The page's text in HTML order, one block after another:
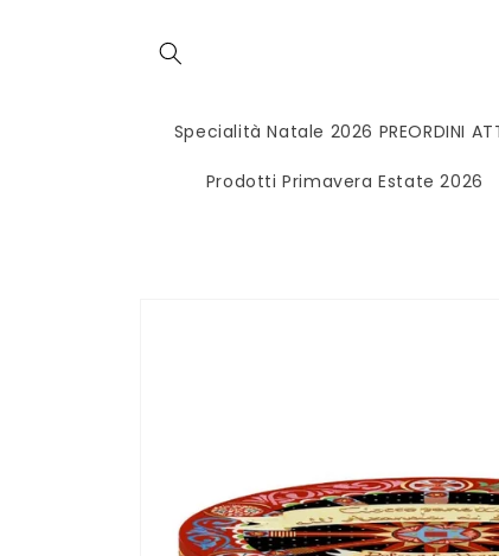
Specialità Natale 2026 PREORDINI
Prodotti Primavera Estate 2026